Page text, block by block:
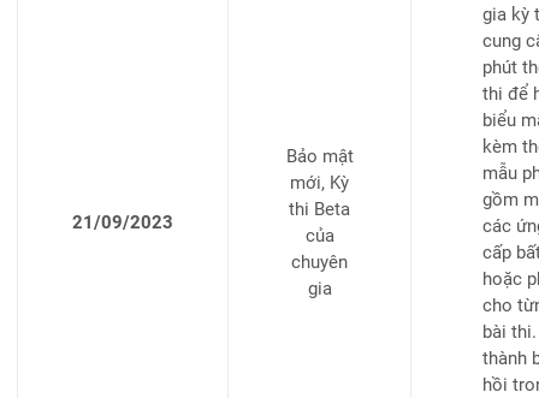
21/09/2023
Bảo mật
mới, Kỳ
thi Beta
của
chuyên
gia
gia kỳ
cung
phút
thi để
biểu
kèm
mẫu
gồm
các
cấp
hoặc
cho
bài
thành
hồi